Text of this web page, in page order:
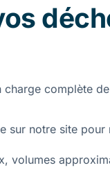
complète
sur notre site
volumes